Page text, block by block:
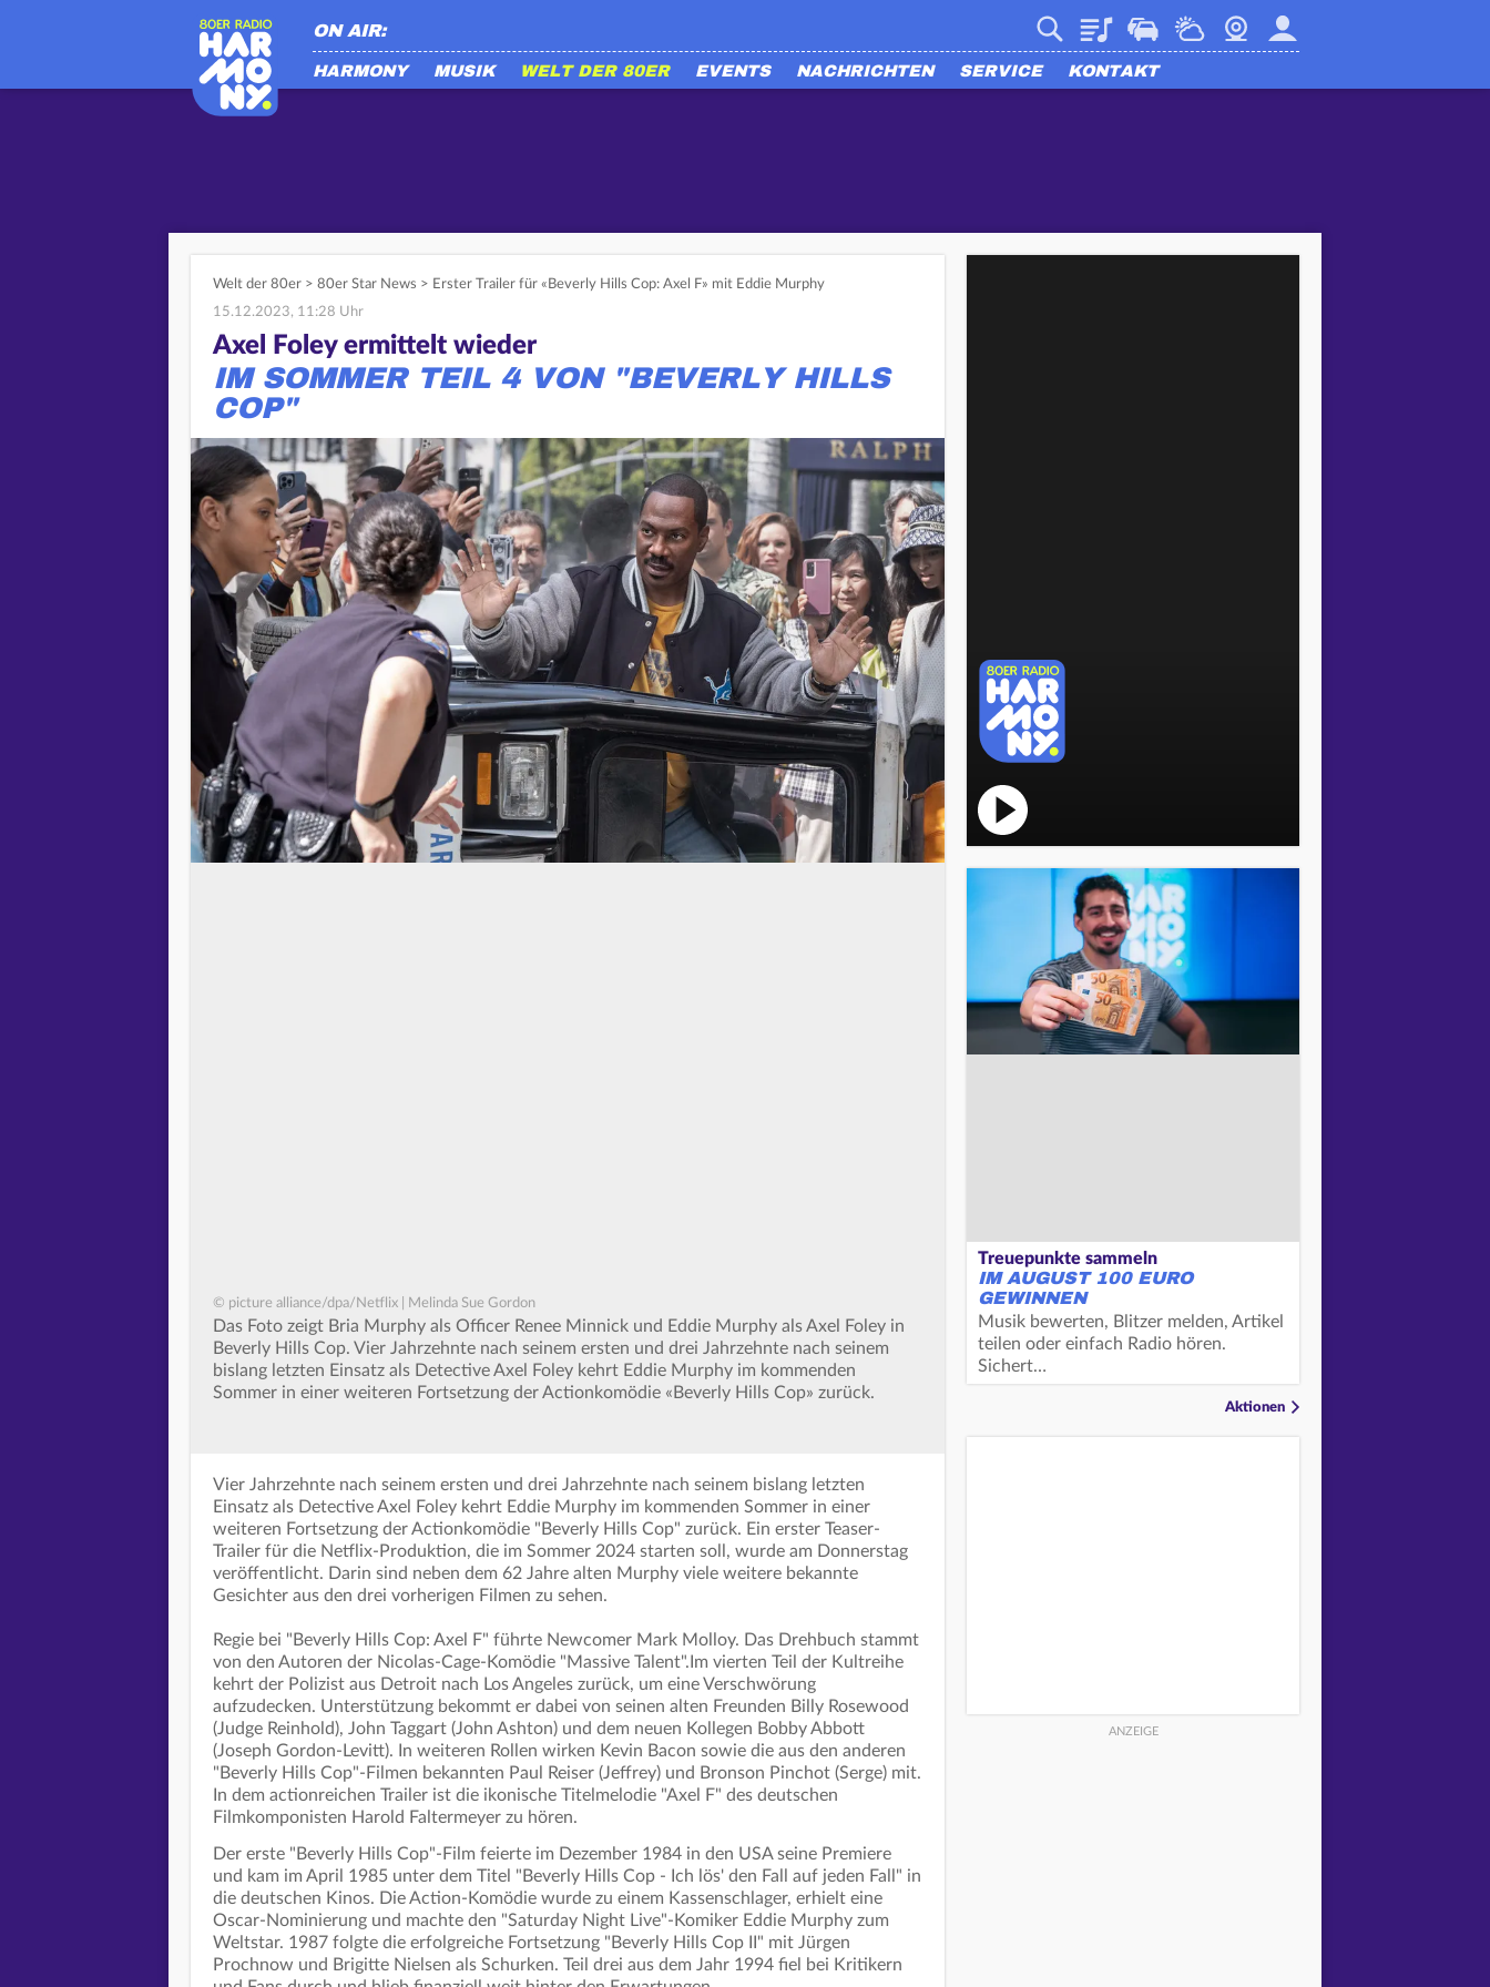
ON AIR: PlaylistVerkehrWetterWebcamMein harmony
HARMONY MUSIK WELT DER 80ER EVENTS NACHRICHTEN SERVICE KONTAKT
Welt der 80er > 80er Star News > Erster Trailer für «Beverly Hills Cop: Axel F» mit Eddie Murphy
15.12.2023, 11:28 Uhr
Axel Foley ermittelt wieder
IM SOMMER TEIL 4 VON "BEVERLY HILLS
COP"
© picture alliance/dpa/Netflix | Melinda Sue Gordon
Das Foto zeigt Bria Murphy als Officer Renee Minnick und Eddie Murphy als Axel Foley in
Beverly Hills Cop. Vier Jahrzehnte nach seinem ersten und drei Jahrzehnte nach seinem
bislang letzten Einsatz als Detective Axel Foley kehrt Eddie Murphy im kommenden
Sommer in einer weiteren Fortsetzung der Actionkomödie «Beverly Hills Cop» zurück.
Vier Jahrzehnte nach seinem ersten und drei Jahrzehnte nach seinem bislang letzten
Einsatz als Detective Axel Foley kehrt Eddie Murphy im kommenden Sommer in einer
weiteren Fortsetzung der Actionkomödie "Beverly Hills Cop" zurück. Ein erster Teaser-
Trailer für die Netflix-Produktion, die im Sommer 2024 starten soll, wurde am Donnerstag
veröffentlicht. Darin sind neben dem 62 Jahre alten Murphy viele weitere bekannte
Gesichter aus den drei vorherigen Filmen zu sehen.
Regie bei "Beverly Hills Cop: Axel F" führte Newcomer Mark Molloy. Das Drehbuch stammt
von den Autoren der Nicolas-Cage-Komödie "Massive Talent".Im vierten Teil der Kultreihe
kehrt der Polizist aus Detroit nach Los Angeles zurück, um eine Verschwörung
aufzudecken. Unterstützung bekommt er dabei von seinen alten Freunden Billy Rosewood
(Judge Reinhold), John Taggart (John Ashton) und dem neuen Kollegen Bobby Abbott
(Joseph Gordon-Levitt). In weiteren Rollen wirken Kevin Bacon sowie die aus den anderen
"Beverly Hills Cop"-Filmen bekannten Paul Reiser (Jeffrey) und Bronson Pinchot (Serge) mit.
In dem actionreichen Trailer ist die ikonische Titelmelodie "Axel F" des deutschen
Filmkomponisten Harold Faltermeyer zu hören.
Der erste "Beverly Hills Cop"-Film feierte im Dezember 1984 in den USA seine Premiere
und kam im April 1985 unter dem Titel "Beverly Hills Cop - Ich lös' den Fall auf jeden Fall" in
die deutschen Kinos. Die Action-Komödie wurde zu einem Kassenschlager, erhielt eine
Oscar-Nominierung und machte den "Saturday Night Live"-Komiker Eddie Murphy zum
Weltstar. 1987 folgte die erfolgreiche Fortsetzung "Beverly Hills Cop II" mit Jürgen
Prochnow und Brigitte Nielsen als Schurken. Teil drei aus dem Jahr 1994 fiel bei Kritikern
Treuepunkte sammeln
IM AUGUST 100 EURO
GEWINNEN
Musik bewerten, Blitzer melden, Artikel
teilen oder einfach Radio hören.
Sichert…
Aktionen